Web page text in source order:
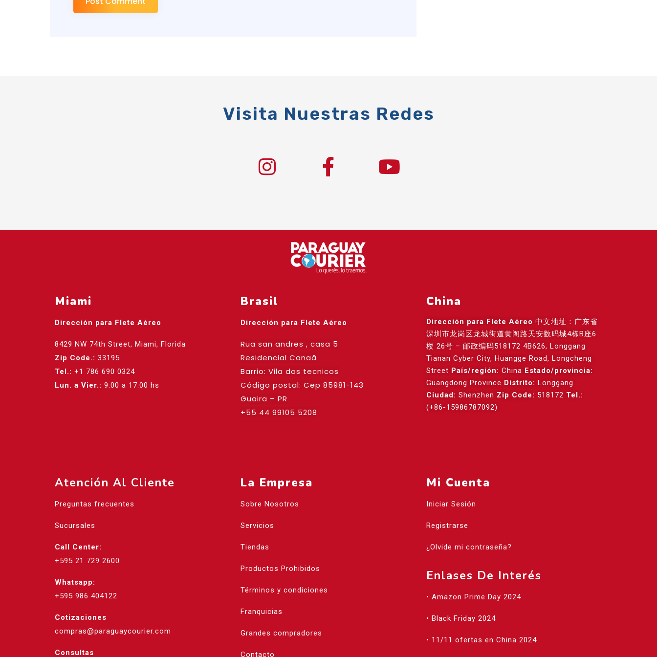
Visita Nuestras Redes
Miami
Dirección para Flete Aéreo
8429 NW 74th Street, Miami, Florida
Zip Code.: 33195
Tel.: +1 786 690 0324
Lun. a Vier.: 9:00 a 17:00 hs
Brasil
Dirección para Flete Aéreo
Rua san andres , casa 5
Residencial Canaã
Barrio: Vila dos tecnicos
Código postal: Cep 85981-143
Guaira – PR
+55 44 99105 5208
China
Dirección para Flete Aéreo 中文地址：广东省
深圳市龙岗区龙城街道黄阁路天安数码城4栋B座6
楼 26号 – 邮政编码518172 4B626, Longgang
Tianan Cyber City, Huangge Road, Longcheng
Street País/región: China Estado/provincia:
Guangdong Province Distrito: Longgang
Ciudad: Shenzhen Zip Code: 518172 Tel.:
(+86-15986787092)
Atención Al Cliente
Preguntas frecuentes
Sucursales
Call Center:
+595 21 729 2600
Whatsapp:
+595 986 404122
Cotizaciones
compras@paraguaycourier.com
Consultas
La Empresa
Sobre Nosotros
Servicios
Tiendas
Productos Prohibidos
Términos y condiciones
Franquicias
Grandes compradores
Contacto
Mi Cuenta
Iniciar Sesión
Registrarse
¿Olvide mi contraseña?
Enlases De Interés
• Amazon Prime Day 2024
• Black Friday 2024
• 11/11 ofertas en China 2024